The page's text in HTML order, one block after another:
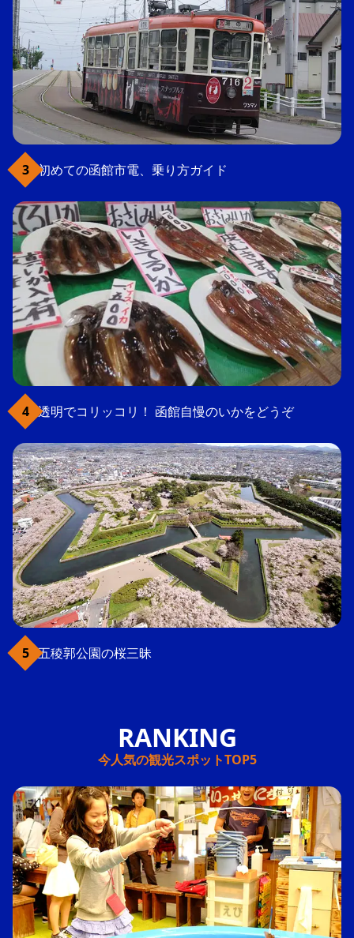
初めての函館市電、乗り方ガイド
透明でコリッコリ！ 函館自慢のいかをどうぞ
五稜郭公園の桜三昧
今人気の観光スポットTOP5